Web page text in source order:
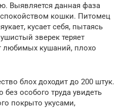
Выявляется данная фаза
кошки. Питомец
кусает себя, пытаясь
зверек теряет
любимых кушаний, плохо
блох доходит до 200 штук.
особого труда увидеть
покрыто укусами,